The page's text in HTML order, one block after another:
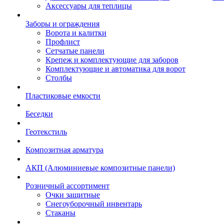
Аксессуары для теплицы
Заборы и ограждения
Ворота и калитки
Профлист
Сетчатые панели
Крепеж и комплектующие для заборов
Комплектующие и автоматика для ворот
Столбы
Пластиковые емкости
Беседки
Геотекстиль
Композитная арматура
АКП (Алюминиевые композитные панели)
Розничный ассортимент
Очки защитные
Снегоуборочный инвентарь
Стаканы